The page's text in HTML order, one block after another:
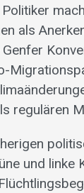
als
regulären
und linke